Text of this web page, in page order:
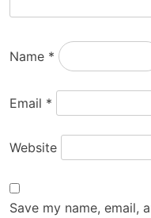
Name *
Email *
Website
Save my name, email,